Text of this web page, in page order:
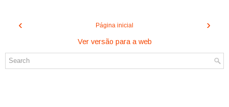
‹ ›
Página inicial
Ver versão para a web